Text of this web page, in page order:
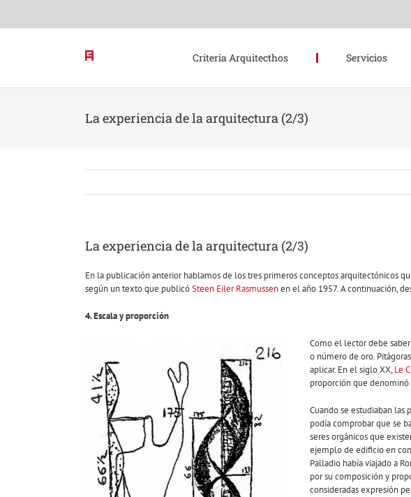
content
Criteria Arquitecthos Servicios
La experiencia de la arquitectura (2/3)
La experiencia de la arquitectura (2/3)
En la publicación anterior hablamos de los tres primeros conceptos arquitectónicos
según un texto que publicóSteen Eiler Rasmussenen el año 1957. A continuación,
4. Escala y proporción
Como el lector debe
o número de oro.
aplicar. En el siglo XX, Le
proporción que
Cuando se estudiaban las
podía comprobar que se
seres orgánicos que
ejemplo de edificio en
Palladio había viajado a
por su composición y
consideradas expresión